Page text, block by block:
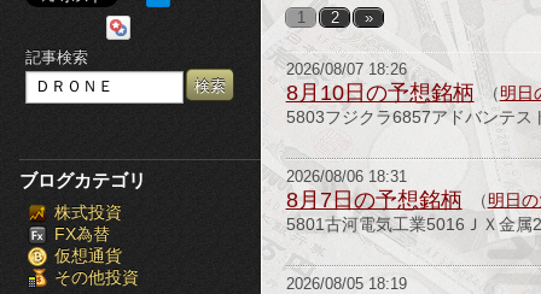
お
金
儲
け
ア
ン
記事検索
ブログカテゴリ
株式投資
FX為替
仮想通貨
その他投資
1 2 »
2026/08/07 18:26
8月10日の予想銘柄 （明日
5803フジクラ6857アドバンテ
2026/08/06 18:31
8月7日の予想銘柄 （明日
5801古河電気工業5016ＪＸ金
2026/08/05 18:19